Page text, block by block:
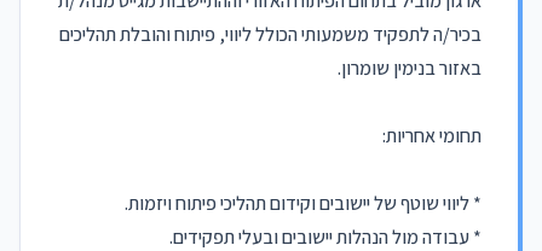
בכיר/ה לתפקיד משמעותי הכולל ליווי, פיתוח והובלת תהליכים
באזור בנימין שומרון.
תחומי אחריות:
* ליווי שוטף של יישובים וקידום תהליכי פיתוח ויזמות.
* עבודה מול הנהלות יישובים ובעלי תפקידים.